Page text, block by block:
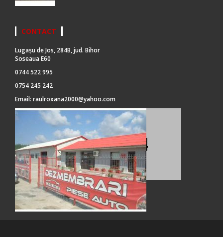
CONTACT
Lugașu de Jos, 284B, jud. Bihor
Soseaua E60
0744 522 995
0754 245 242
Email: raulroxana2000@yahoo.com